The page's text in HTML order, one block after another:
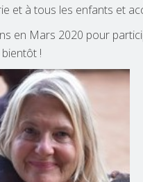
et à tous les enfants et
en Mars 2020 pour
!